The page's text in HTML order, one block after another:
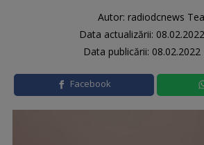
Autor: radiodcnews
Data actualizării:
Data publicării: 08.02.2022
Facebook